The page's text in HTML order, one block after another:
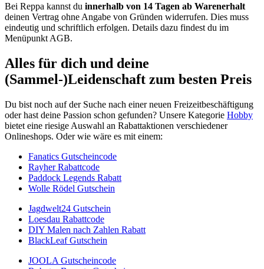
Bei Reppa kannst du innerhalb von 14 Tagen ab Warenerhalt
deinen Vertrag ohne Angabe von Gründen widerrufen. Dies muss
eindeutig und schriftlich erfolgen. Details dazu findest du im
Menüpunkt AGB.
Alles für dich und deine
(Sammel-)Leidenschaft zum besten Preis
Du bist noch auf der Suche nach einer neuen Freizeitbeschäftigung
oder hast deine Passion schon gefunden? Unsere Kategorie Hobby
bietet eine riesige Auswahl an Rabattaktionen verschiedener
Onlineshops. Oder wie wäre es mit einem:
Fanatics Gutscheincode
Rayher Rabattcode
Paddock Legends Rabatt
Wolle Rödel Gutschein
Jagdwelt24 Gutschein
Loesdau Rabattcode
DIY Malen nach Zahlen Rabatt
BlackLeaf Gutschein
JOOLA Gutscheincode